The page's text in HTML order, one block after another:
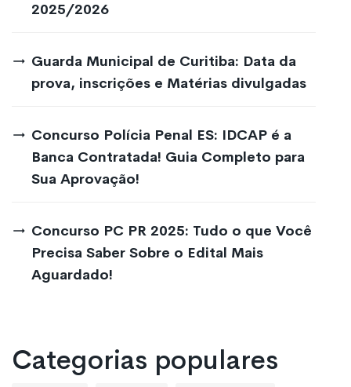
2025/2026
Guarda Municipal de Curitiba: Data da
prova, inscrições e Matérias divulgadas
Concurso Polícia Penal ES: IDCAP é a
Banca Contratada! Guia Completo para
Sua Aprovação!
Concurso PC PR 2025: Tudo o que Você
Precisa Saber Sobre o Edital Mais
Aguardado!
Categorias populares